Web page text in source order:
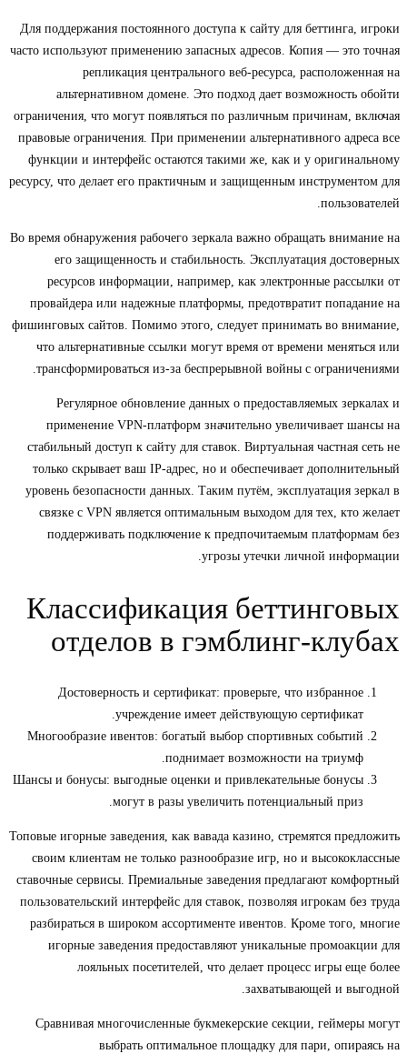
Для поддержания постоянного доступа к сайту для беттинга, игроки
часто используют применению запасных адресов. Копия — это точная
репликация центрального веб-ресурса, расположенная на
альтернативном домене. Это подход дает возможность обойти
ограничения, что могут появляться по различным причинам, включая
правовые ограничения. При применении альтернативного адреса все
функции и интерфейс остаются такими же, как и у оригинальному
ресурсу, что делает его практичным и защищенным инструментом для
пользователей.
Во время обнаружения рабочего зеркала важно обращать внимание на
его защищенность и стабильность. Эксплуатация достоверных
ресурсов информации, например, как электронные рассылки от
провайдера или надежные платформы, предотвратит попадание на
фишинговых сайтов. Помимо этого, следует принимать во внимание,
что альтернативные ссылки могут время от времени меняться или
трансформироваться из-за беспрерывной войны с ограничениями.
Регулярное обновление данных о предоставляемых зеркалах и
применение VPN-платформ значительно увеличивает шансы на
стабильный доступ к сайту для ставок. Виртуальная частная сеть не
только скрывает ваш IP-адрес, но и обеспечивает дополнительный
уровень безопасности данных. Таким путём, эксплуатация зеркал в
связке с VPN является оптимальным выходом для тех, кто желает
поддерживать подключение к предпочитаемым платформам без
угрозы утечки личной информации.
Классификация беттинговых
отделов в гэмблинг-клубах
Достоверность и сертификат: проверьте, что избранное
учреждение имеет действующую сертификат.
Многообразие ивентов: богатый выбор спортивных событий
поднимает возможности на триумф.
Шансы и бонусы: выгодные оценки и привлекательные бонусы
могут в разы увеличить потенциальный приз.
Топовые игорные заведения, как вавада казино, стремятся предложить
своим клиентам не только разнообразие игр, но и высококлассные
ставочные сервисы. Премиальные заведения предлагают комфортный
пользовательский интерфейс для ставок, позволяя игрокам без труда
разбираться в широком ассортименте ивентов. Кроме того, многие
игорные заведения предоставляют уникальные промоакции для
лояльных посетителей, что делает процесс игры еще более
захватывающей и выгодной.
Сравнивая многочисленные букмекерские секции, геймеры могут
выбрать оптимальное площадку для пари, опираясь на